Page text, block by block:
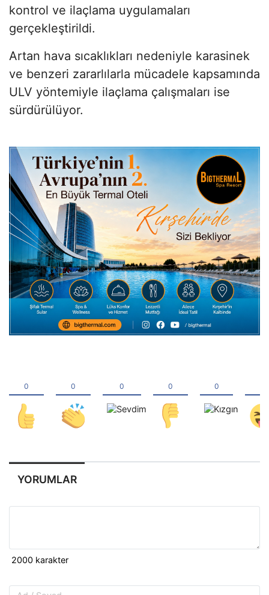
kontrol ve ilaçlama uygulamaları
gerçekleştirildi.
Artan hava sıcaklıkları nedeniyle karasinek
ve benzeri zararlılarla mücadele kapsamında
ULV yöntemiyle ilaçlama çalışmaları ise
sürdürülüyor.
YORUMLAR